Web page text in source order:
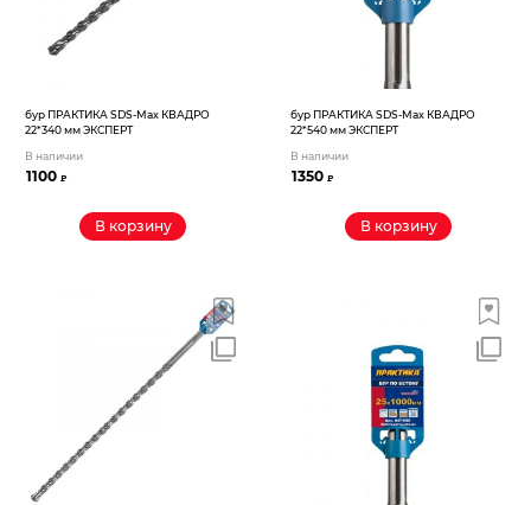
бур ПРАКТИКА SDS-Max КВАДРО
22*340 мм ЭКСПЕРТ
В наличии
1100₽
В корзину
бур ПРАКТИКА SDS-Max КВАДРО
22*540 мм ЭКСПЕРТ
В наличии
1350₽
В корзину